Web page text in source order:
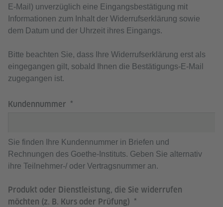
E‑Mail) unverzüglich eine Eingangsbestätigung mit
Informationen zum Inhalt der Widerrufserklärung sowie
dem Datum und der Uhrzeit ihres Eingangs.
Bitte beachten Sie, dass Ihre Widerrufserklärung erst als
eingegangen gilt, sobald Ihnen die Bestätigungs‑E‑Mail
zugegangen ist.
Kundennummer
Sie finden Ihre Kundennummer in Briefen und
Rechnungen des Goethe-Instituts. Geben Sie alternativ
ihre Teilnehmer-/ oder Vertragsnummer an.
Produkt oder Dienstleistung, die Sie widerrufen
möchten (z. B. Kurs oder Prüfung)